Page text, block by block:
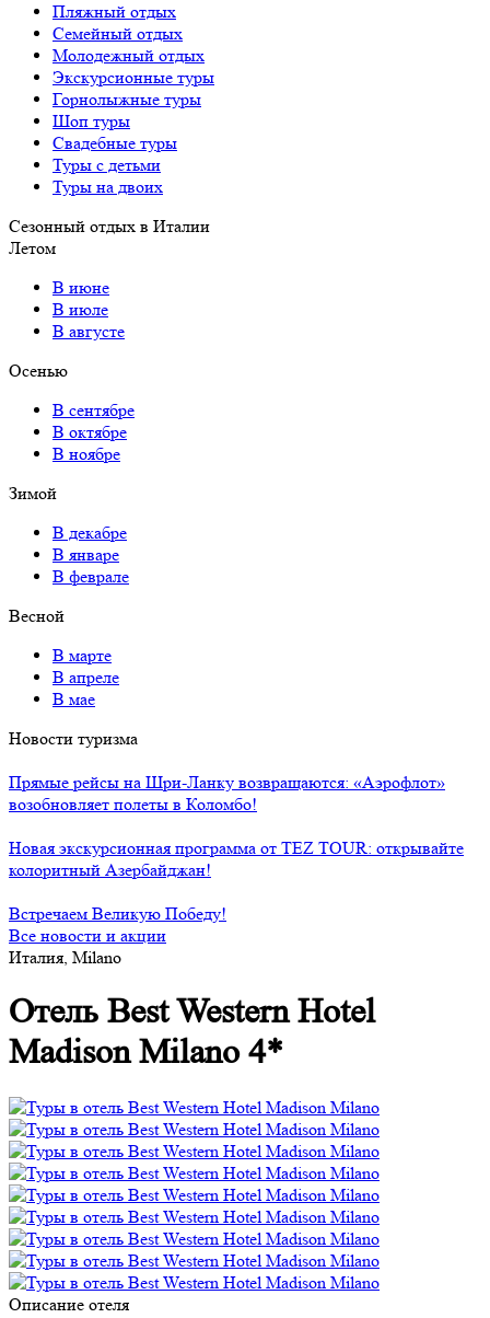
Пляжный отдых
Семейный отдых
Молодежный отдых
Экскурсионные туры
Горнолыжные туры
Шоп туры
Свадебные туры
Туры с детьми
Туры на двоих
Сезонный отдых в Италии
Летом
В июне
В июле
В августе
Осенью
В сентябре
В октябре
В ноябре
Зимой
В декабре
В январе
В феврале
Весной
В марте
В апреле
В мае
Новости туризма
Прямые рейсы на Шри-Ланку возвращаются: «Аэрофлот»
возобновляет полеты в Коломбо!
Новая экскурсионная программа от TEZ TOUR: открывайте
колоритный Азербайджан!
Встречаем Великую Победу!
Все новости и акции
Италия, Milano
Отель Best Western Hotel
Madison Milano 4*
Описание отеля